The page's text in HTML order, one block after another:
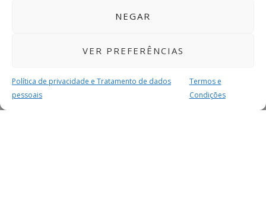
NEGAR
VER PREFERÊNCIAS
Política de privacidade e Tratamento de dados
pessoais
Termos e
Condições